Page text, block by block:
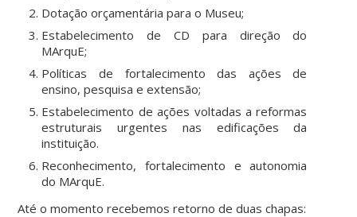
Dotação orçamentária para o Museu;
Estabelecimento de CD para direção do
MArquE;
Políticas de fortalecimento das ações de
ensino, pesquisa e extensão;
Estabelecimento de ações voltadas a reformas
estruturais urgentes nas edificações da
instituição.
Reconhecimento, fortalecimento e autonomia
do MArquE.
Até o momento recebemos retorno de duas chapas: